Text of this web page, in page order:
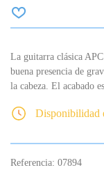
La guitarra clásica
buena presencia de
la cabeza. El acabado
Disponibilidad
Referencia: 07894